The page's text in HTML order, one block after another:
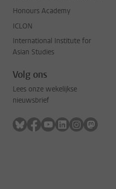
Honours Academy
ICLON
International Institute for
Asian Studies
Volg ons
Lees onze wekelijkse
nieuwsbrief
Volg ons op bluesky
Volg ons op facebook
Volg ons op
Volg ons op
Volg ons
Volg